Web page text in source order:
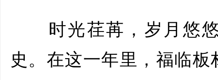
时光荏苒，岁月悠悠
史。在这一年里，福临